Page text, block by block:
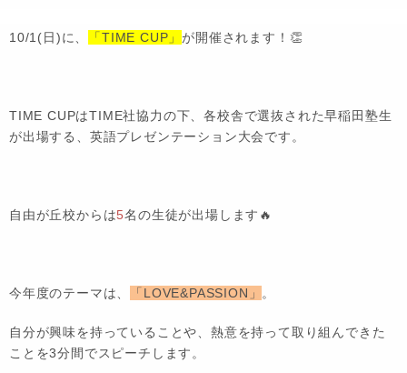
10/1(日)に、 「TIME CUP」 が開催されます！👏
TIME CUPはTIME社協力の下、各校舎で選抜された早稲田塾生
が出場する、英語プレゼンテーション大会です。
自由が丘校からは5名の生徒が出場します🔥
今年度のテーマは、 「LOVE&PASSION」 。
自分が興味を持っていることや、熱意を持って取り組んできた
ことを3分間でスピーチします。